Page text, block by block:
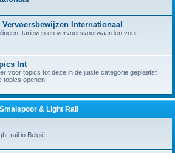
Internationaal
tarieven en vervoersvoorwaarden voor
Int
voor topics tot deze in de juiste categorie geplaatst
topics openen!
Smalspoor & Light Rail
rail in België